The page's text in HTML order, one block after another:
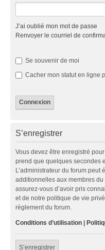
J’ai oublié mon mot de passe
Renvoyer le courriel de
Se souvenir de moi
Cacher mon statut en ligne
S’enregistrer
Vous devez être enregistré
prend que quelques secondes
L’administrateur du forum
additionnelles aux membres
assurez-vous d’avoir pris
et de notre politique de vie
règlement du forum.
Conditions d’utilisation
S’enregistrer